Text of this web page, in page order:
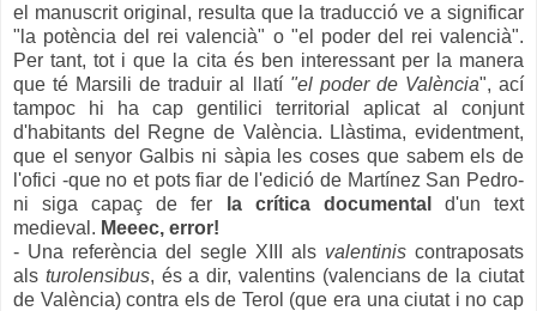
el manuscrit original , resulta que la traducció ve asignificar
"la potència del rei valencià" o "el poder del rei valencià".
Per tant, tot i que la cita és ben interessant per la manera
que té Marsili de traduiral llatí "el poder de València", ací
tampoc hi ha cap gentilici territorial aplicat al conjunt
d'habitants del Regne de València. Llàstima, evidentment,
que el senyor Galbis ni sàpia les coses que sabem e ls de
l'ofici -que no et pots fiar de l'edició de Martínez San Pedro-
nisiga capaç de fer la crítica documental
d'un text
medieval. Meeec, error!
- Una referència del segle XIII als valentinis contraposats
als turolensibus, és a dir, valentins (valencians de la ciutat
de València) contra els de Terol (que era una ciutat i no cap